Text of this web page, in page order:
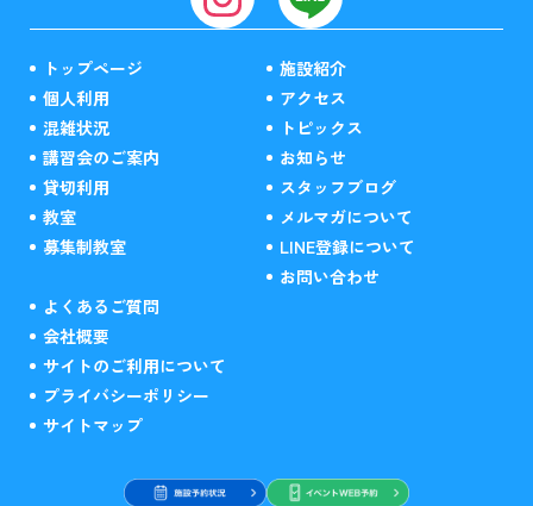
トップページ
個人利用
混雑状況
講習会のご案内
貸切利用
教室
募集制教室
施設紹介
アクセス
トピックス
お知らせ
スタッフブログ
メルマガについて
LINE登録について
お問い合わせ
よくあるご質問
会社概要
サイトのご利用について
プライバシーポリシー
サイトマップ